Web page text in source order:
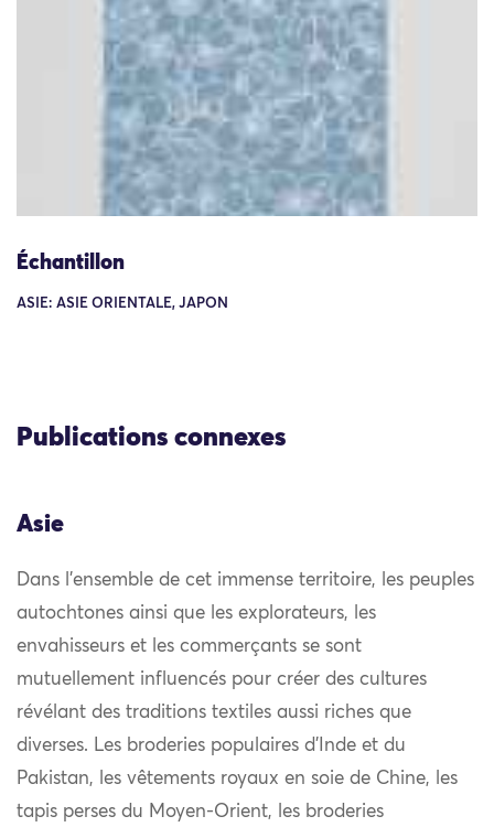
Échantillon
ASIE: ASIE ORIENTALE, JAPON
Publications connexes
Asie
Dans l’ensemble de cet immense territoire, les peuples
autochtones ainsi que les explorateurs, les
envahisseurs et les commerçants se sont
mutuellement influencés pour créer des cultures
révélant des traditions textiles aussi riches que
diverses. Les broderies populaires d’Inde et du
Pakistan, les vêtements royaux en soie de Chine, les
tapis perses du Moyen-Orient, les broderies